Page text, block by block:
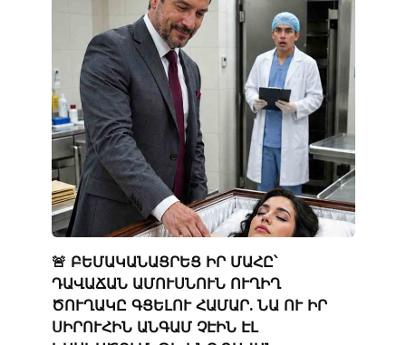
🚨 ԲԵՄԱԿԱՆԱՑՐԵՑ ԻՐ ՄԱՀԸ՝
ԴԱՎԱՃԱՆ ԱՄՈՒՍՆՈՒՆ ՈՒՂԻՂ
ԾՈՒՂԱԿԸ ԳՑԵԼՈՒ ՀԱՄԱՐ. ՆԱ ՈՒ ԻՐ
ՍԻՐՈՒՀԻՆ ԱՆԳԱՄ ՉԷԻՆ ԷԼ